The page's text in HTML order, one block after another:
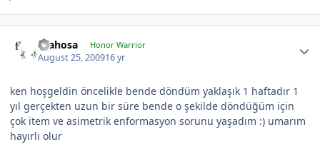
drahosa Honor Warrior
August 25, 200916 yr
ken hoşgeldin öncelikle bende döndüm yaklaşık 1 haftadır 1
yıl gerçekten uzun bir süre bende o şekilde döndüğüm için
çok item ve asimetrik enformasyon sorunu yaşadım :) umarım
hayırlı olur